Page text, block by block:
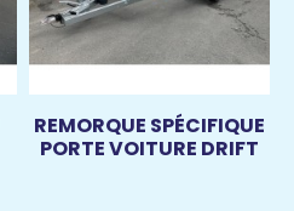
REMORQUE SPÉCIFIQUE
PORTE VOITURE DRIFT